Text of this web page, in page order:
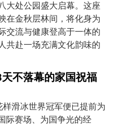
大处公园盛大启幕。这座
在金秋层林间，将化身为
交流与健康登高于一体的
共赴一场充满文化韵味的
不落幕的家国祝福
滑冰世界冠军便已提前为
际赛场、为国争光的经